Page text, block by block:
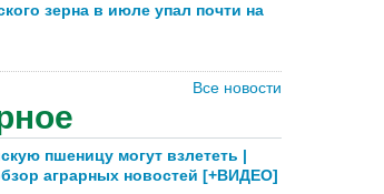
зерна в июле упал почти на
Все новости
пшеницу могут взлететь |
аграрных новостей [+ВИДЕО]